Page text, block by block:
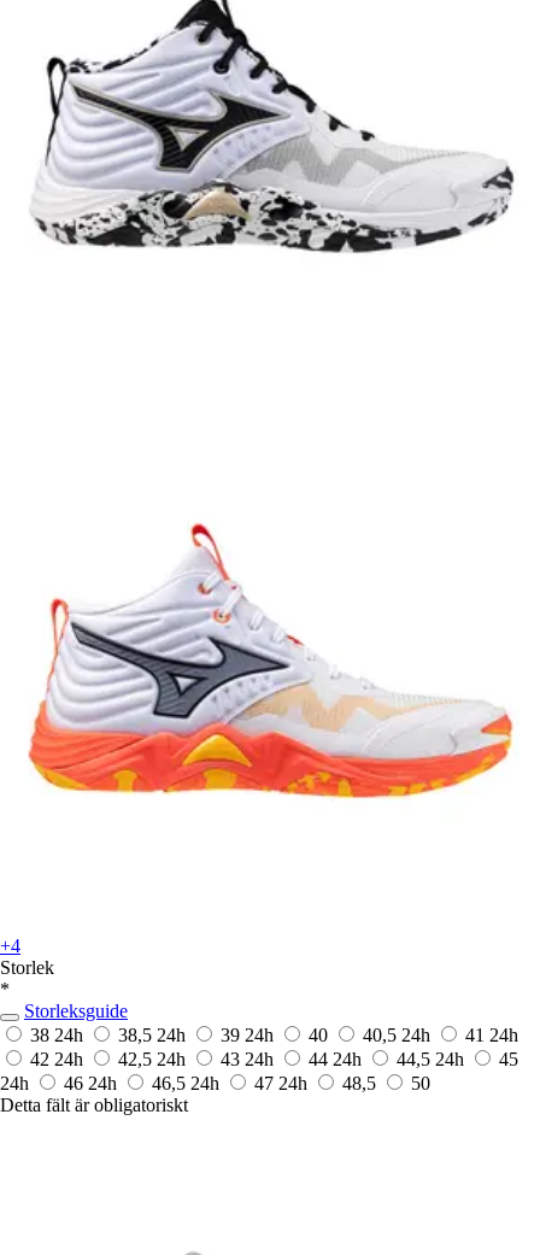
+4
Storlek
*
Storleksguide
38 24h 38,5 24h 39 24h 40 40,5 24h 41 24h
42 24h 42,5 24h 43 24h 44 24h 44,5 24h
45
24h
46 24h 46,5 24h 47 24h 48,5
50
Detta fält är obligatoriskt